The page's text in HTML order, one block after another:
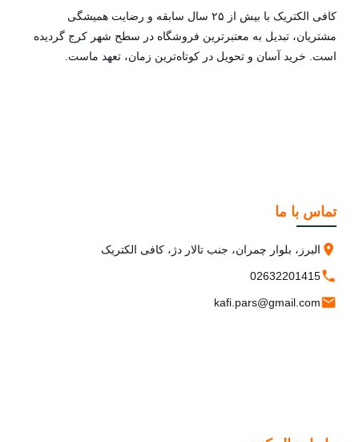
کافی الکتریک با بیش از ۲۵ سال سابقه و رضایت همیشگی
مشتریان، تبدیل به معتبرترین فروشگاه در سطح شهر کرج گردیده
است. خرید آسان و تحویل در کوتاه‌ترین زمان، تعهد ماست.
تماس با ما
البرز، بلوار چمران، جنب تالار دژ، کافی الکتریک
02632201415
kafi.pars@gmail.com